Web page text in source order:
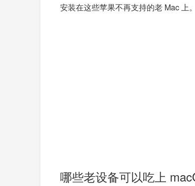
安装在这些苹果不再支持的老 Mac 上。
哪些老设备可以吃上